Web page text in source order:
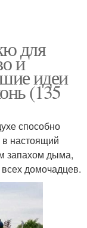
для
и
идеи
(135
способно
в настоящий
запахом дыма,
домочадцев.